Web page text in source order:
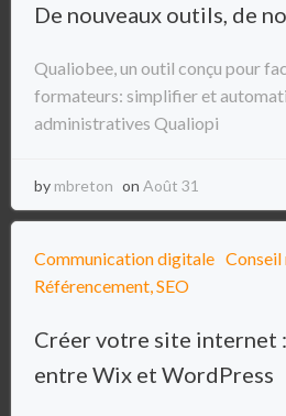
De nouveaux outils, de
Qualiobee, un outil conçu pour
formateurs: simplifier et
administratives Qualiopi
by mbreton on Août 31
Communication digitale Conseil
Référencement, SEO
Créer votre site internet
entre Wix et WordPress